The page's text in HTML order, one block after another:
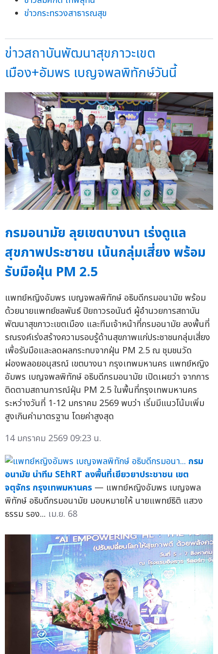
ข่าวกระทรวงสาธารณสุข
ข่าวสถาบันพัฒนาสุขภาวะเขต
เมือง+อัมพร เบญจพลพิทักษ์วันนี้
กรมอนามัย ลุยเขตบางนา เร่งดูแล
สุขภาพประชาชน เน้นกลุ่มเสี่ยง พร้อม
รับมือฝุ่น PM 2.5
แพทย์หญิงอัมพร เบญจพลพิทักษ์ อธิบดีกรมอนามัย พร้อม
ด้วยนายแพทย์ชลพันธ์ ปิยถาวรอนันต์ ผู้อำนวยการสถาบัน
พัฒนาสุขภาวะเขตเมือง และทีมเจ้าหน้าที่กรมอนามัย ลงพื้นที่
รณรงค์เร่งสร้างความรอบรู้ด้านสุขภาพแก่ประชาชนกลุ่มเสี่ยง
เพื่อรับมือและลดผลกระทบจากฝุ่น PM 2.5 ณ ชุมชนวัด
ผ่องพลอยอนุสรณ์ เขตบางนา กรุงเทพมหานคร แพทย์หญิง
อัมพร เบญจพลพิทักษ์ อธิบดีกรมอนามัย เปิดเผยว่า จากการ
ติดตามสถานการณ์ฝุ่น PM 2.5 ในพื้นที่กรุงเทพมหานคร
ระหว่างวันที่ 1-12 มกราคม 2569 พบว่า เริ่มมีแนวโน้มเพิ่ม
สูงเกินค่ามาตรฐาน โดยค่าสูงสุด
14 มกราคม 2569 09:23 น.
กรม
อนามัย นำทีม SEhRT ลงพื้นที่เยียวยาประชาชน เขต
จตุจักร กรุงเทพมหานคร — แพทย์หญิงอัมพร เบญจพล
พิทักษ์ อธิบดีกรมอนามัย มอบหมายให้ นายแพทย์ธิติ แสวง
ธรรม รอง... เม.ย. 68